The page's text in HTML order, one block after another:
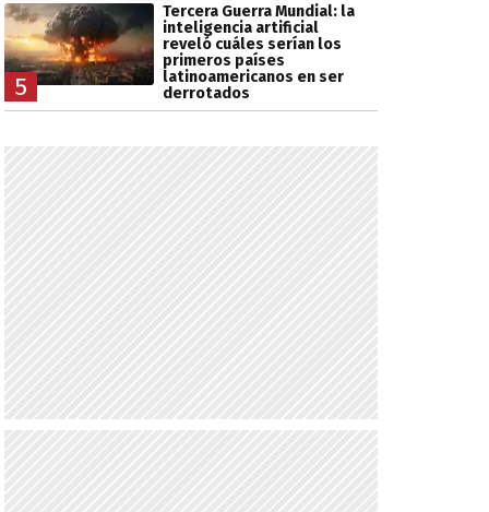
5
Tercera Guerra Mundial: la
inteligencia artificial
reveló cuáles serían los
primeros países
latinoamericanos en ser
derrotados